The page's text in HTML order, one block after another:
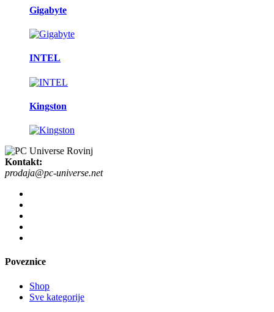
Gigabyte
INTEL
Kingston
Kontakt:
prodaja@pc-universe.net
Poveznice
Shop
Sve kategorije